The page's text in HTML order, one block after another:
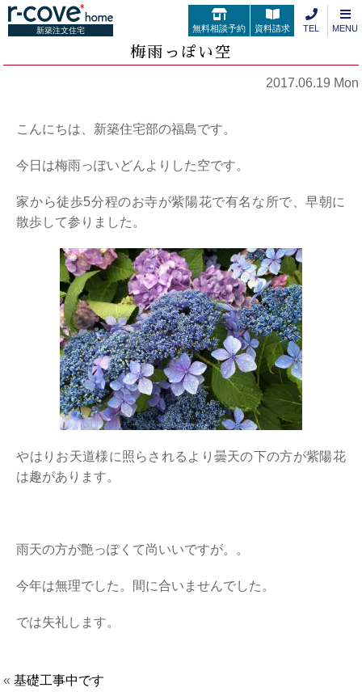
新築注文住宅 無料相談予約 資料請求 TEL MENU
梅雨っぽい空
2017.06.19 Mon
こんにちは、新築住宅部の福島です。
今日は梅雨っぽいどんよりした空です。
家から徒歩5分程のお寺が紫陽花で有名な所で、早朝に
散歩して参りました。
やはりお天道様に照らされるより曇天の下の方が紫陽花
は趣があります。
雨天の方が艶っぽくて尚いいですが。。
今年は無理でした。間に合いませんでした。
では失礼します。
«基礎工事中です